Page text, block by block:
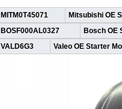
MITM0T45071
Mitsubishi OE
BOSF000AL0327
Bosch OE
VALD6G3
Valeo OE Starter